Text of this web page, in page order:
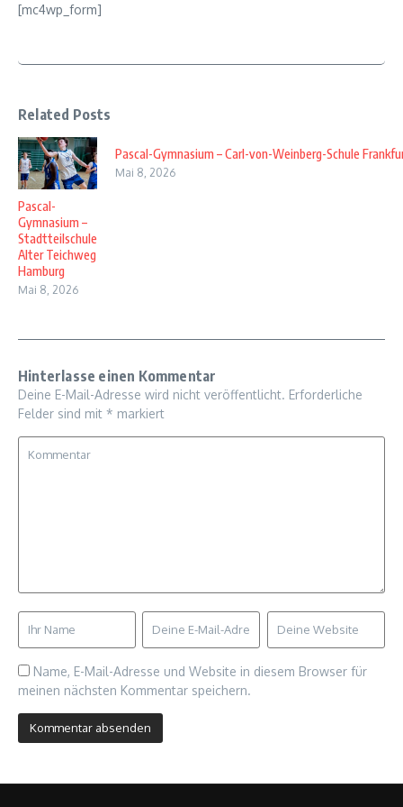
[mc4wp_form]
Related Posts
Pascal-
Gymnasium –
Stadtteilschule
Alter Teichweg
Hamburg
Mai 8, 2026
Pascal-Gymnasium – Carl-von-Weinberg-Schule
Mai 8, 2026
Hinterlasse einen Kommentar
Deine E-Mail-Adresse wird nicht veröffentlicht. Erforderliche
Felder sind mit * markiert
Name, E-Mail-Adresse und Website in diesem Browser für
meinen nächsten Kommentar speichern.